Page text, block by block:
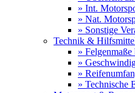
» Int.
» Nat.
» Sonstige
Technik &
» Felgenmaße
»
»
» Technische